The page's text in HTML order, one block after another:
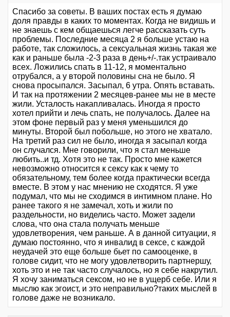
Спасибо за советы. В ваших постах есть я думаю
доля правды в каких то моментах. Когда не видишь и
не знаешь с кем общаешься легче рассказать суть
проблемы. Последние месяца 2 я больше устаю на
работе, так сложилось, а сексуальная жизнь такая же
как и раньше была -2-3 раза в день+/-.так устраивало
всех. Ложились спать в 11-12, я моментально
отрубался, а у второй половины сна не было. Я
снова просыпался. Засыпал, 6 утра. Опять вставать.
И так на протяжении 2 месяцев-ранее мы не в месте
жили. Усталость накапливалась. Иногда я просто
хотел прийти и лечь спать, не получалось. Далее на
этом фоне первый раз у меня уменьшился до
минуты. Второй был побольше, но этого не хватало.
На третий раз сил не было, иногда я засыпал когда
он случался. Мне говорили, что я стал меньше
любить..и тд. Хотя это не так. Просто мне кажется
невозможно относится к сексу как к чему то
обязательному, тем более когда практически всегда
вместе. В этом у нас мнению не сходятся. Я уже
подумал, что мы не сходимся в интимном плане. Но
ранее такого я не замечал, хоть и жили по
раздельности, но виделись часто. Может задели
слова, что она стала получать меньше
удовлетворения, чем раньше. А в данной ситуации, я
думаю постоянно, что я инвалид в сексе, с каждой
неудачей это еще больше бьет по самооценке, в
голове сидит, что не могу удовлетворить партнершу,
хоть это и не так часто случалось, но я себе накрутил.
Я хочу заниматься сексом, но не в ущерб себе. Или я
мыслю как эгоист, и это неправильно?таких мыслей в
голове даже не возникало.